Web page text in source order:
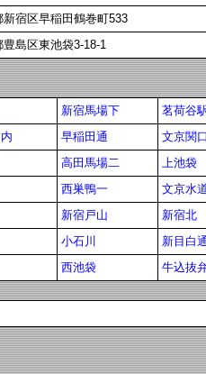
新宿区早稲田鶴巻町533
豊島区東池袋3-18-1
新宿馬場下
茗荷谷
早稲田通
文京関
高田馬場二
上池袋
西巣鴨一
文京水
新宿戸山
新宿北
小石川
新目白
西池袋 牛込抜